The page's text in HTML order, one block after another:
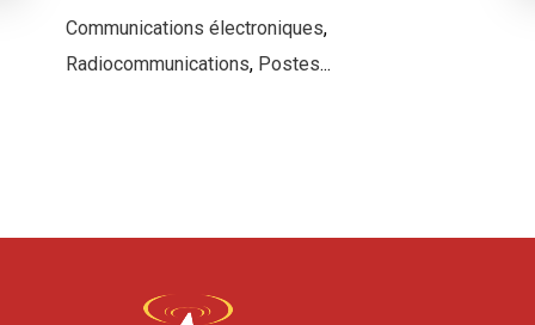
Communications électroniques,
Radiocommunications, Postes...